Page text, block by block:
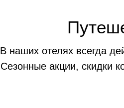
В наших отелях всегда
Сезонные акции, скидки